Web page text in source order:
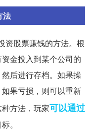
法
资股票赚钱的方法。根
金投入到某个公司的
后进行存档。如果操
果亏损，则可以重新
方法，玩家可以通过
。